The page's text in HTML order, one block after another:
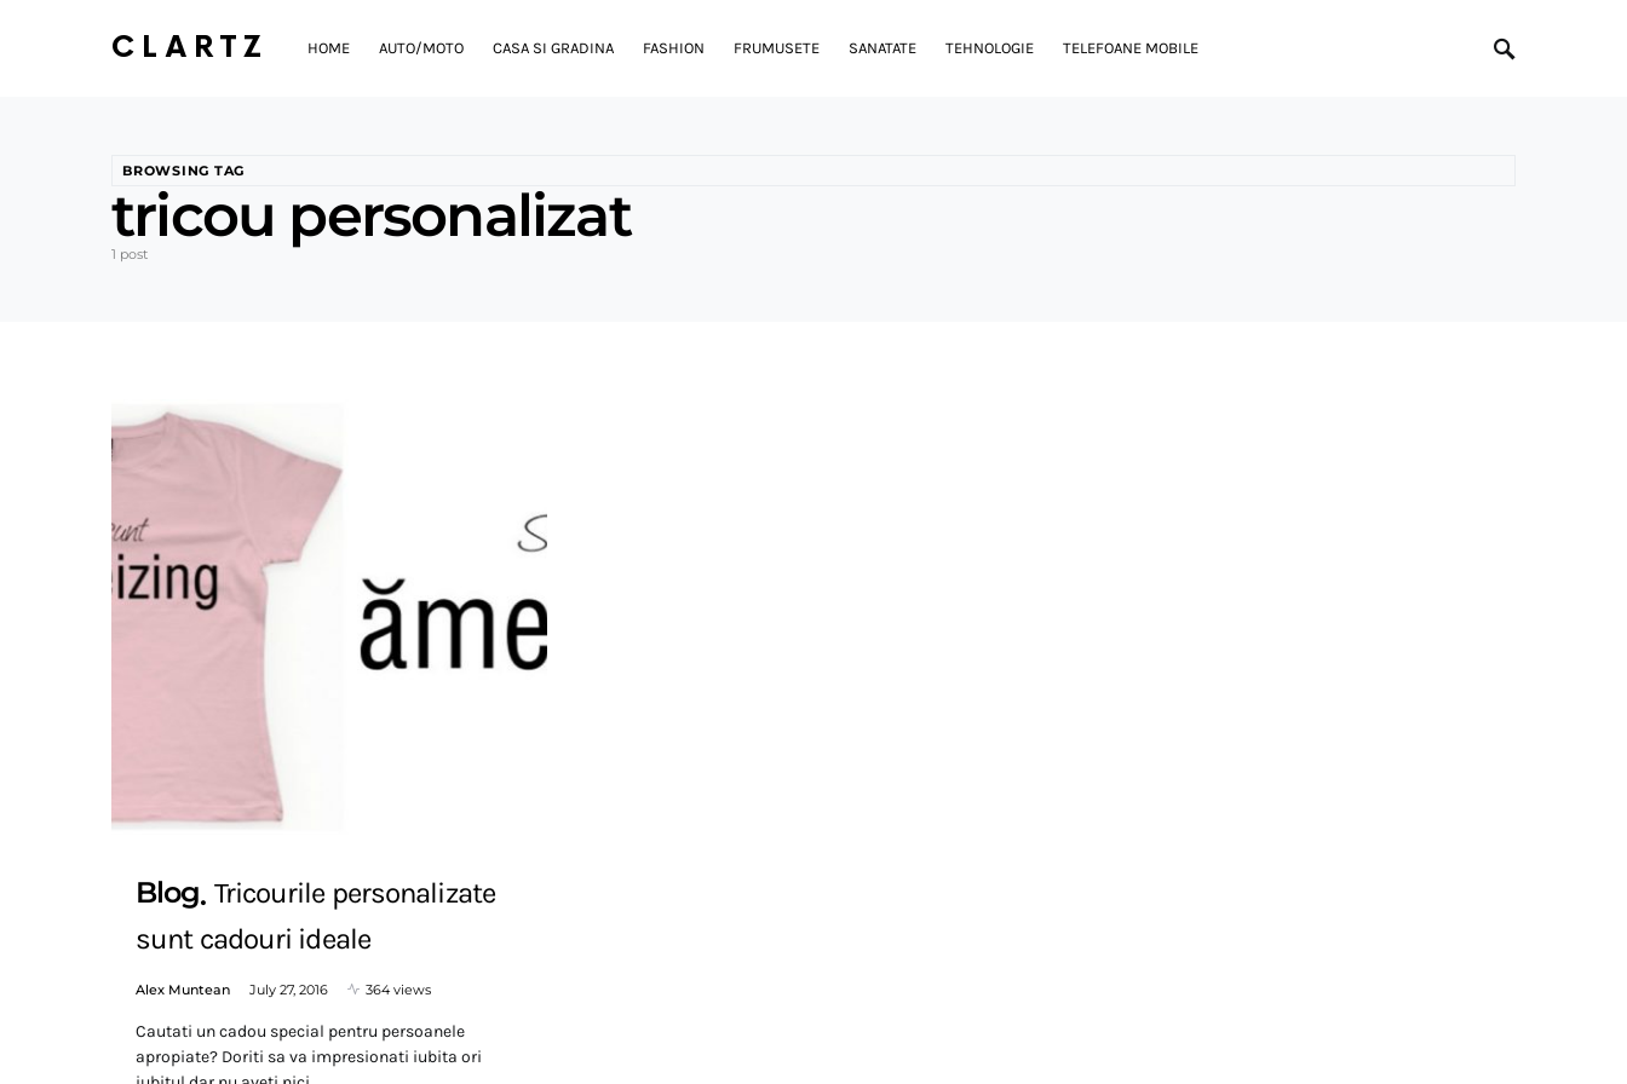
CLARTZ HOME AUTO/MOTO CASA SI GRADINA FASHION FRUMUSETE SANATATE TEHNOLOGIE TELEFOANE MOBILE
BROWSING TAG
tricou personalizat
1 post
Blog Tricourile personalizate
sunt cadouri ideale
Alex Muntean July 27, 2016 364 views
Cautati un cadou special pentru persoanele
apropiate? Doriti sa va impresionati iubita ori